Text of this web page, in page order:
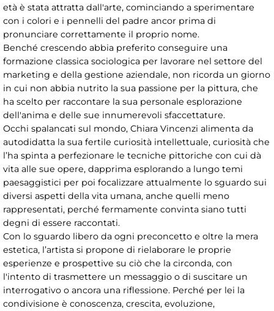
età è stata attratta dall'arte, cominciando a sperimentare
con i colori e i pennelli del padre ancor prima di
pronunciare correttamente il proprio nome.
Benché crescendo abbia preferito conseguire una
formazione classica sociologica per lavorare nel settore del
marketing e della gestione aziendale, non ricorda un giorno
in cui non abbia nutrito la sua passione per la pittura, che
ha scelto per raccontare la sua personale esplorazione
dell'anima e delle sue innumerevoli sfaccettature.
Occhi spalancati sul mondo, Chiara Vincenzi alimenta da
autodidatta la sua fertile curiosità intellettuale, curiosità che
l’ha spinta a perfezionare le tecniche pittoriche con cui dà
vita alle sue opere, dapprima esplorando a lungo temi
paesaggistici per poi focalizzare attualmente lo sguardo sui
diversi aspetti della vita umana, anche quelli meno
rappresentati, perché fermamente convinta siano tutti
degni di essere raccontati.
Con lo sguardo libero da ogni preconcetto e oltre la mera
estetica, l’artista si propone di rielaborare le proprie
esperienze e prospettive su ciò che la circonda, con
l'intento di trasmettere un messaggio o di suscitare un
interrogativo o ancora una riflessione. Perché per lei la
condivisione è conoscenza, crescita, evoluzione,